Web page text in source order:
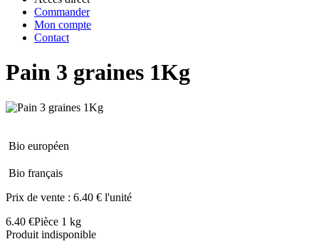
Commander
Mon compte
Contact
Pain 3 graines 1Kg
Bio européen
Bio français
Prix de vente : 6.40 € l'unité
6.40 €Pièce 1 kg
Produit indisponible